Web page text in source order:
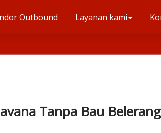
Outbound Layanan kami
Tanpa Bau Belerang